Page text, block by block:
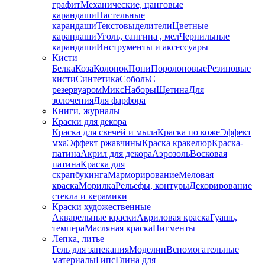
графитМеханические, цанговые
карандашиПастельные
карандашиТекстовыделителиЦветные
карандашиУголь, сангина , мелЧернильные
карандашиИнструменты и аксессуары
Кисти
БелкаКозаКолонокПониПоролоновыеРезиновые
кистиСинтетикаСобольС
резервуаромМиксНаборыЩетинаДля
золоченияДля фарфора
Книги, журналы
Краски для декора
Краска для свечей и мылаКраска по кожеЭффект
мхаЭффект ржавчиныКраска кракелюрКраска-
патинаАкрил для декораАэрозольВосковая
патинаКраска для
скрапбукингаМарморированиеМеловая
краскаМорилкаРельефы, контурыДекорирование
стекла и керамики
Краски художественные
Акварельные краскиАкриловая краскаГуашь,
темпераМасляная краскаПигменты
Лепка, литье
Гель для запеканияМоделинВспомогательные
материалыГипсГлина для